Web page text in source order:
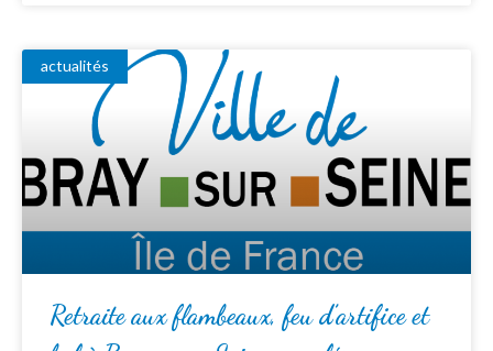
actualités
Retraite aux flambeaux, feu d’artifice et